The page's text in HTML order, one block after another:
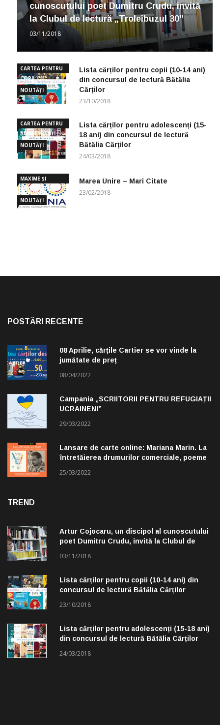
cunoscutului poet Dumitru Crudu, invită
la Clubul de lectură „Troleibuzul 30”
03/11/2018
CARTEA PENTRU
COPII
NOUTĂȚI
Lista cărților pentru copii (10-14 ani)
din concursul de lectură Bătălia
Cărților
23/10/2018
CARTEA PENTRU
ADOLESCENȚI
NOUTĂȚI
Lista cărților pentru adolescenți (15-
18 ani) din concursul de lectură
Bătălia Cărților
24/03/2018
MAXIME ȘI
CUGETĂRI
NOUTĂȚI
Marea Unire – Mari Citate
23/02/2018
POSTĂRI RECENTE
08 Aprilie, cărțile Cartier se vor vinde la
jumătate de preț
08/04/2022
Campania „SCRIITORII PENTRU REFUGIAȚII
UCRAINENI”
29/03/2022
Lansare de carte online: Mariana Marin. La
întretăierea drumurilor comerciale, poeme
25/03/2022
TREND
Artur Cojocaru, un discipol al cunoscutului
poet Dumitru Crudu, invită la Clubul de
03/11/2018
Lista cărților pentru copii (10-14 ani) din
concursul de lectură Bătălia Cărților
23/10/2018
Lista cărților pentru adolescenți (15-18 ani)
din concursul de lectură Bătălia Cărților
24/03/2018